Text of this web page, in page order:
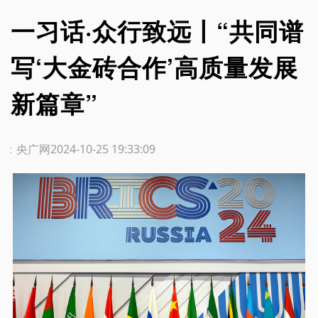
一习话·众行致远丨“共同谱
写‘大金砖合作’高质量发展
新篇章”
2024-10-25 19:33:09
：央广网